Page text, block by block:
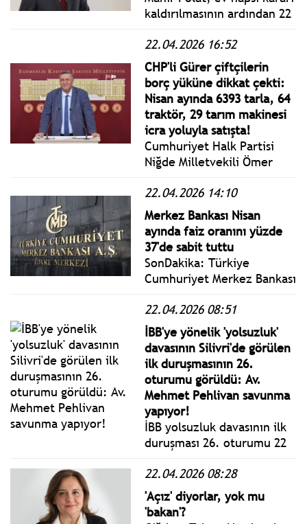
kaldırılmasının ardından 22
itibarıyla İBB Genel
Sekreter Yardımcılığı
görevine geri döndü.
22.04.2026 16:52
CHP'li Gürer çiftçilerin
borç yüküne dikkat çekti:
Nisan ayında 6393 tarla, 64
traktör, 29 tarım makinesi
icra yoluyla satışta!
Cumhuriyet Halk Partisi
Niğde Milletvekili Ömer
açıkladığı tarımsal girdi
fiyat endeksini
değerlendirdi.
22.04.2026 14:10
Merkez Bankası Nisan
ayında faiz oranını yüzde
37'de sabit tuttu
SonDakika: Türkiye
Cumhuriyet Merkez Bankası
Nisan ayı faiz kararını
kamuoyuyla paylaştı.
22.04.2026 08:51
İBB'ye yönelik 'yolsuzluk'
davasının Silivri'de görülen
ilk duruşmasının 26.
oturumu görüldü: Av.
Mehmet Pehlivan savunma
yapıyor!
İBB yolsuzluk davasının ilk
duruşması 26. oturumu 22
Silivri'de görüldü. İBB
Başkan Ekrem İmamoğlu ile
tutuklu sanıklar hakim
22.04.2026 08:28
'Açız' diyorlar, yok mu
'bakan'?